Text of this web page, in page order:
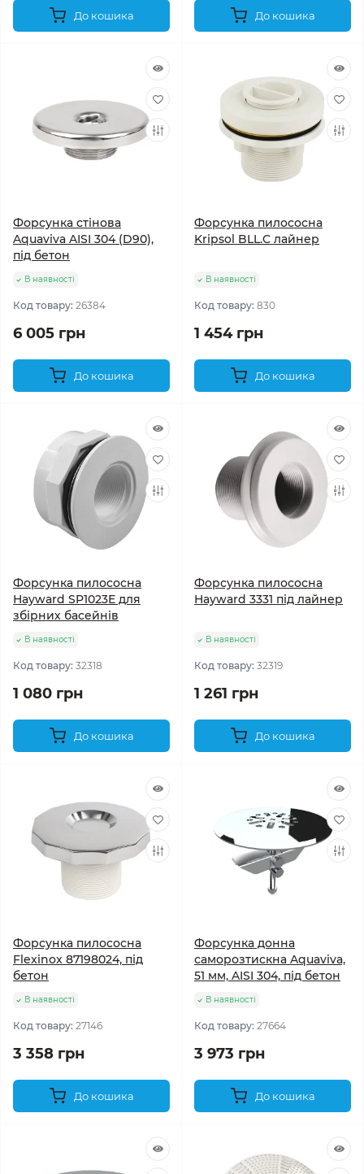
До кошика До кошика
Форсунка стінова
Aquaviva AISI 304 (D90),
під бетон
В наявності
Код товару: 26384
6 005 грн
До кошика
Форсунка пилососна
Kripsol BLL.C лайнер
В наявності
Код товару: 830
1 454 грн
До кошика
Форсунка пилососна
Hayward SP1023E для
збірних басейнів
В наявності
Код товару: 32318
1 080 грн
До кошика
Форсунка пилососна
Hayward 3331 під лайнер
В наявності
Код товару: 32319
1 261 грн
До кошика
Форсунка пилососна
Flexinox 87198024, під
бетон
В наявності
Код товару: 27146
3 358 грн
До кошика
Форсунка донна
саморозтискна Aquaviva,
51 мм, AISI 304, під бетон
В наявності
Код товару: 27664
3 973 грн
До кошика